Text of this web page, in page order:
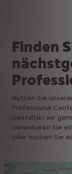
Finden
Nutzen Sie
Professional
Gestalten wir
Vereinbaren Sie
oder buchen Sie